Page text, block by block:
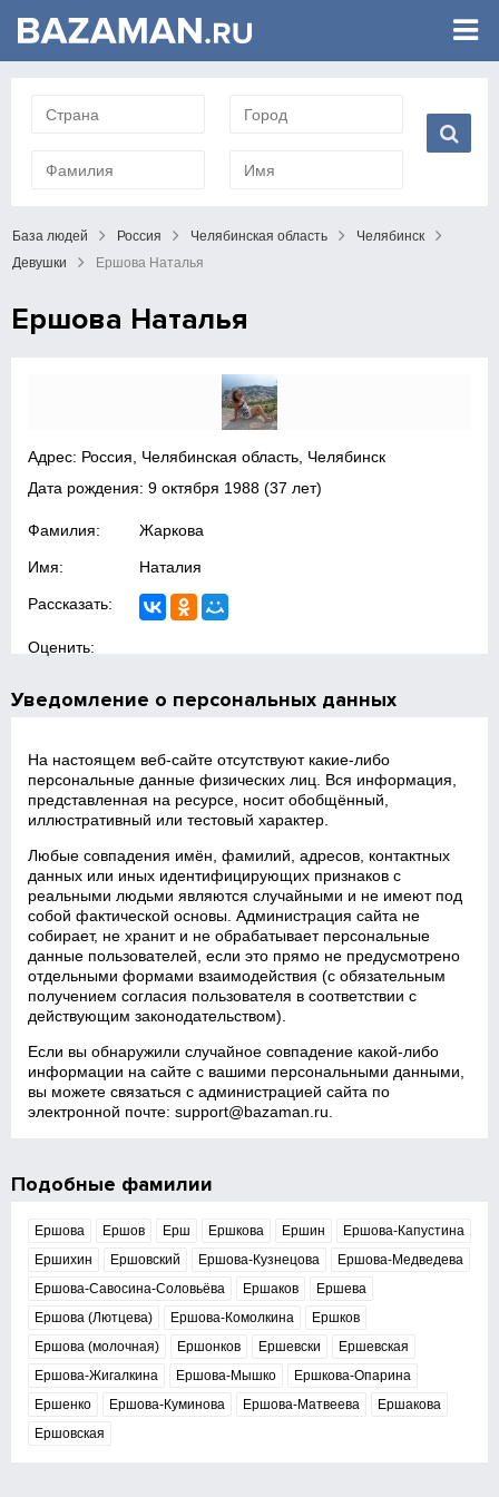
База людей Россия Челябинская область
Челябинск
Девушки
Ершова Наталья
Ершова Наталья
Адрес: Россия, Челябинская область, Челябинск
Дата рождения:9 октября 1988 (37 лет)
Фамилия: Жаркова
Имя: Наталия
Рассказать:
Оценить:
Уведомление о персональных данных
На настоящем веб‑сайте отсутствуют какие‑либо
персональные данные физических лиц. Вся информация,
представленная на ресурсе, носит обобщённый,
иллюстративный или тестовый характер.
Любые совпадения имён, фамилий, адресов, контактных
данных или иных идентифицирующих признаков с
реальными людьми являются случайными и не имеют под
собой фактической основы. Администрация сайта не
собирает, не хранит и не обрабатывает персональные
данные пользователей, если это прямо не предусмотрено
отдельными формами взаимодействия (с обязательным
получением согласия пользователя в соответствии с
действующим законодательством).
Если вы обнаружили случайное совпадение какой‑либо
информации на сайте с вашими персональными данными,
вы можете связаться с администрацией сайта по
электронной почте:support@bazaman.ru
Подобные фамилии
Ершова Ершов Ерш Ершкова Ершин
Ершова-Капустина
Ершихин
Ершовский Ершова-Кузнецова
Ершова-Медведева
Ершова-Савосина-Соловьёва
Ершаков
Ершева
Ершова (Лютцева)
Ершова-Комолкина
Ершков
Ершова (молочная)
Ершонков Ершевски
Ершевская
Ершова-Жигалкина
Ершова-Мышко
Ершкова-Опарина
Ершенко
Ершова-Куминова Ершова-Матвеева
Ершакова
Ершовская